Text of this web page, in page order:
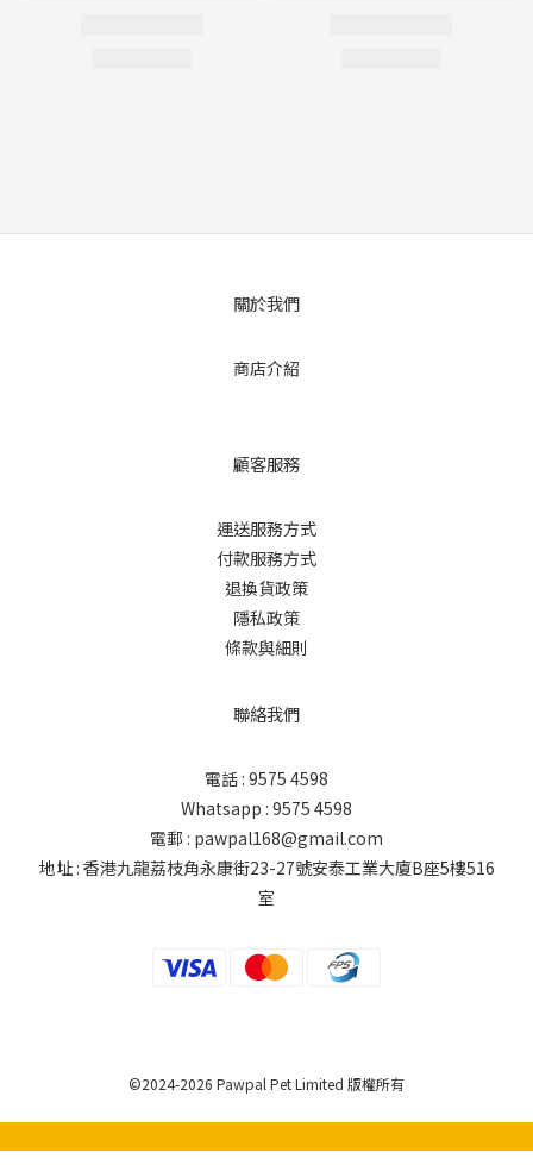
關於我們
商店介紹
顧客服務
運送服務方式
付款服務方式
退換貨政策
隱私政策
條款與細則
聯絡我們
電話 : 9575 4598
Whatsapp : 9575 4598
電郵 : pawpal168@gmail.com
地址 : 香港九龍荔枝角永康街23-27號安泰工業大廈B座5樓516
室
©2024-2026 Pawpal Pet Limited 版權所有